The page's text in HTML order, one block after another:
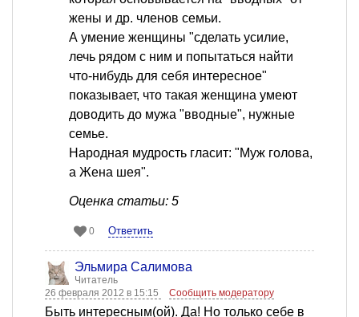
жены и др. членов семьи.
А умение женщины "сделать усилие,
лечь рядом с ним и попытаться найти
что-нибудь для себя интересное"
показывает, что такая женщина умеют
доводить до мужа "вводные", нужные
семье.
Народная мудрость гласит: "Муж голова,
а Жена шея".
Оценка статьи: 5
0 Ответить
Эльмира Салимова
Читатель
26 февраля 2012 в 15:15
Сообщить модератору
Быть интересным(ой). Да! Но только себе в